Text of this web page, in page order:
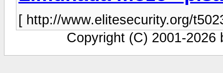
[ http://www.elitesecurity.org/
Copyright (C) 2001-2026